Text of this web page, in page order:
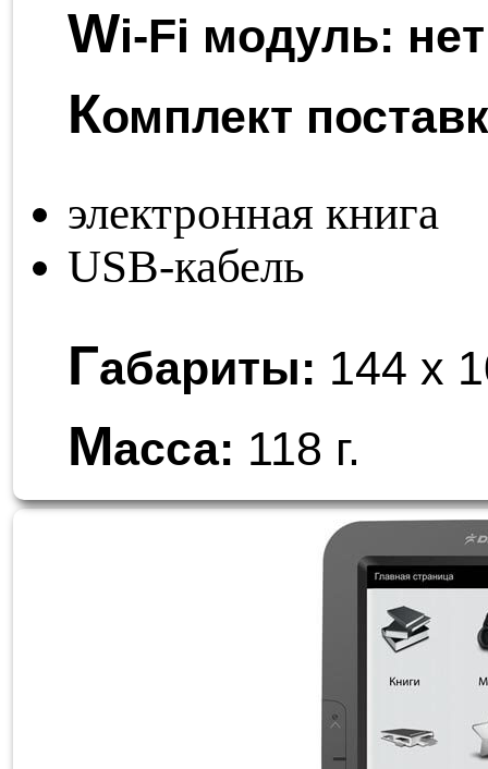
Wi-Fi модуль: нет
Комплект
электронная книга
USB-кабель
Габариты: 144 x
Масса: 118 г.